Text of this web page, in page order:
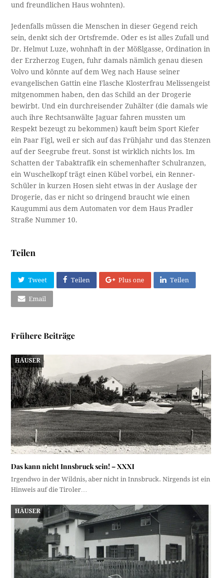
und freundlichen Haus wohnten).
Jedenfalls müssen die Menschen in dieser Gegend reich
sein, denkt sich der Ortsfremde. Oder es ist alles Zufall und
Dr. Helmut Luze, wohnhaft in der Mößlgasse, Ordination in
der Erzherzog Eugen, fuhr damals nämlich genau diesen
Volvo und könnte auf dem Weg nach Hause seiner
evangelischen Gattin eine Flasche Klosterfrau Melissengeist
mitgenommen haben, den das Schild an der Drogerie
bewirbt. Und ein durchreisender Zuhälter (die damals wie
auch ihre Rechtsanwälte Jaguar fahren mussten um
Respekt bezeugt zu bekommen) kauft beim Sport Kiefer
ein Paar Figl, weil er sich auf das Frühjahr und das Stenzen
auf der Seegrube freut. Sonst ist wirklich nichts los. Im
Schatten der Tabaktrafik ein schemenhafter Schulranzen,
ein Wuschelkopf trägt einen Kübel vorbei, ein Renner-
Schüler in kurzen Hosen sieht etwas in der Auslage der
Drogerie, das er nicht so dringend braucht wie einen
Kaugummi aus dem Automaten vor dem Haus Pradler
Straße Nummer 10.
Teilen
Tweet Teilen Plus one Teilen
Email
Frühere Beiträge
HÄUSER
Das kann nicht Innsbruck sein! – XXXI
Irgendwo in der Wildnis, aber nicht in Innsbruck. Nirgends ist ein
Hinweis auf die Tiroler…
HÄUSER